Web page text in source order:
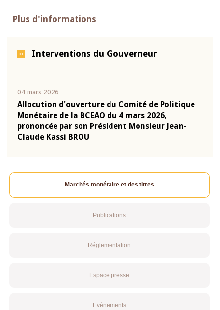
Plus d'informations
Interventions du Gouverneur
04 mars 2026
Allocution d'ouverture du Comité de Politique
Monétaire de la BCEAO du 4 mars 2026,
prononcée par son Président Monsieur Jean-
Claude Kassi BROU
Marchés monétaire et des titres
Publications
Réglementation
Espace presse
Evénements